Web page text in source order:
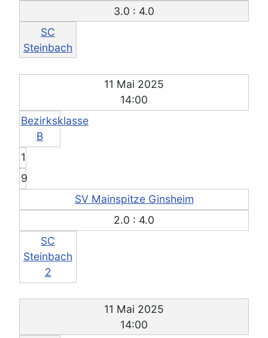
3.0 : 4.0
SC
Steinbach
11 Mai 2025
14:00
Bezirksklasse
B
1
9
SV Mainspitze Ginsheim
2.0 : 4.0
SC
Steinbach
2
11 Mai 2025
14:00